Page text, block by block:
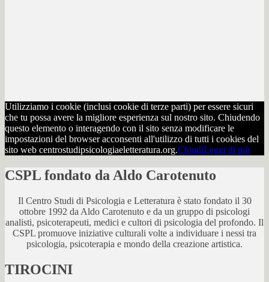
Utilizziamo i cookie (inclusi cookie di terze parti) per essere sicuri
che tu possa avere la migliore esperienza sul nostro sito. Chiudendo
questo elemento o interagendo con il sito senza modificare le
impostazioni del browser acconsenti all'utilizzo di tutti i cookies del
sito web centrostudipsicologiaeletteratura.org.ChiudiLeggi di più
CSPL fondato da Aldo Carotenuto
Il Centro Studi di Psicologia e Letteratura è stato fondato il 30
ottobre 1992 da Aldo Carotenuto e da un gruppo di psicologi
analisti, psicoterapeuti, medici e cultori di psicologia del profondo. Il
CSPL promuove iniziative culturali volte a individuare i nessi tra
psicologia, psicoterapia e mondo della creazione artistica.
TIROCINI